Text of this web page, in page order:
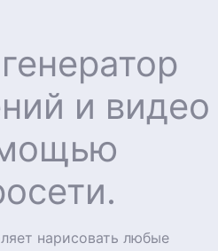
и видео
нарисовать любые